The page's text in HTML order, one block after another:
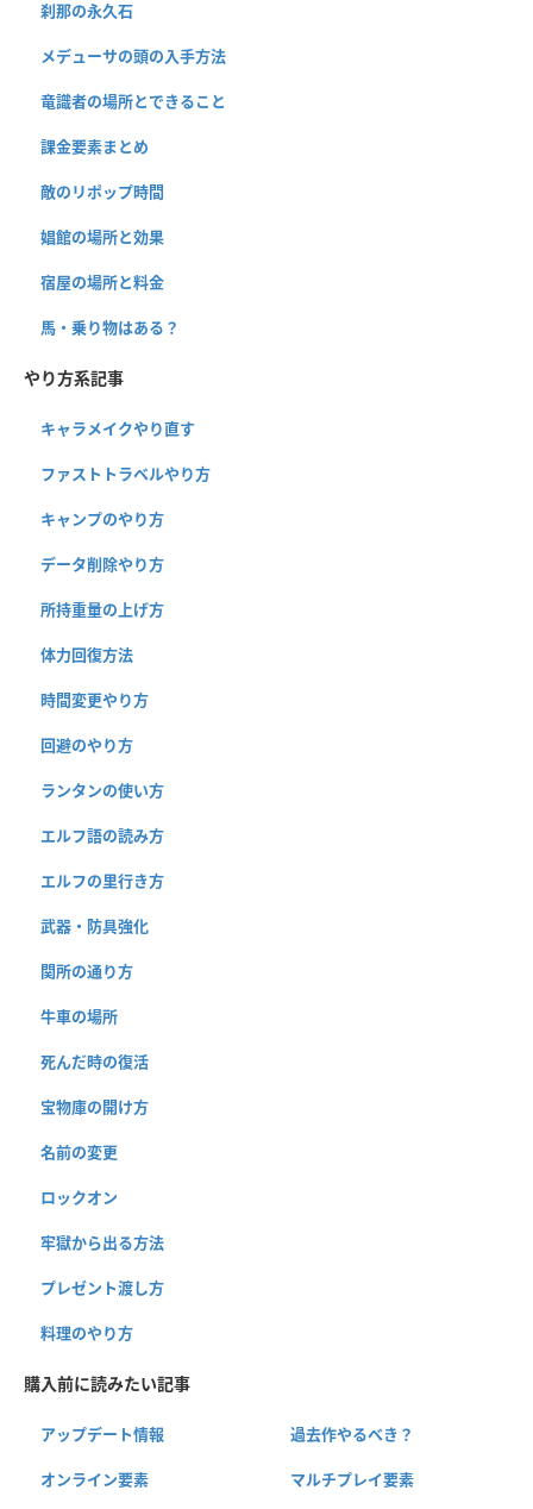
刹那の永久石
メデューサの頭の入手方法
竜識者の場所とできること
課金要素まとめ
敵のリポップ時間
娼館の場所と効果
宿屋の場所と料金
馬・乗り物はある？
やり方系記事
キャラメイクやり直す
ファストトラベルやり方
キャンプのやり方
データ削除やり方
所持重量の上げ方
体力回復方法
時間変更やり方
回避のやり方
ランタンの使い方
エルフ語の読み方
エルフの里行き方
武器・防具強化
関所の通り方
牛車の場所
死んだ時の復活
宝物庫の開け方
名前の変更
ロックオン
牢獄から出る方法
プレゼント渡し方
料理のやり方
購入前に読みたい記事
アップデート情報 過去作やるべき？
オンライン要素 マルチプレイ要素